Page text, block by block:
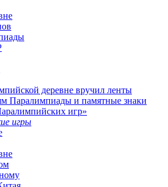
деревне вручил ленты
Паралимпиады и памятные знаки
игр»
игры